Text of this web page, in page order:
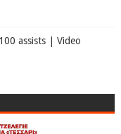
assists | Video